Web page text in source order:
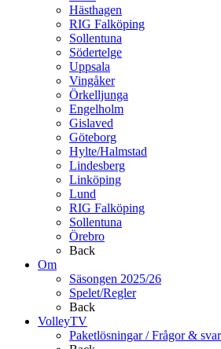
Hästhagen
RIG Falköping
Sollentuna
Södertelge
Uppsala
Vingåker
Örkelljunga
Engelholm
Gislaved
Göteborg
Hylte/Halmstad
Lindesberg
Linköping
Lund
RIG Falköping
Sollentuna
Örebro
Back
Om
Säsongen 2025/26
Spelet/Regler
Back
VolleyTV
Paketlösningar / Frågor & svar